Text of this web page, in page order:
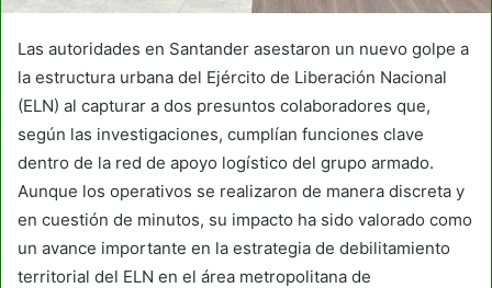
Las autoridades en Santander asestaron un nuevo golpe a
la estructura urbana del Ejército de Liberación Nacional
(ELN) al capturar a dos presuntos colaboradores que,
según las investigaciones, cumplían funciones clave
dentro de la red de apoyo logístico del grupo armado.
Aunque los operativos se realizaron de manera discreta y
en cuestión de minutos, su impacto ha sido valorado como
un avance importante en la estrategia de debilitamiento
territorial del ELN en el área metropolitana de